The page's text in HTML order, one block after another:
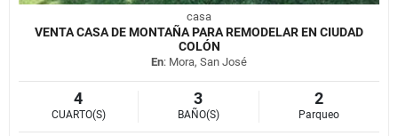
casa
VENTA CASA DE MONTAÑA PARA REMODELAR EN CIUDAD
COLÓN
En: Mora, San José
4
CUARTO(S)
3
BAÑO(S)
2
Parqueo